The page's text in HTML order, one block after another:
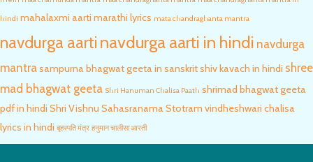
hindi mahalaxmi aarti marathi lyrics mata chandraghanta mantra
navdurga aartinavdurga aarti in hindi navdurga
mantrasampurna bhagwat geeta in sanskritshiv kavach in hindi shree
mad bhagwat geeta Shri Hanuman Chalisa Paath shrimad bhagwat geeta
pdf in hindi Shri Vishnu Sahasranama Stotram vindheshwari chalisa
lyrics in hindi बृहस्पति मंत्र हनुमान चालीसा आरती